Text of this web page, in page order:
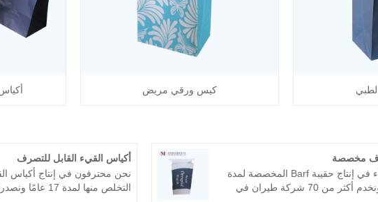
كيس ورقي مريض
مخصصة
نحن خبراء في إنتاج حقيبة Barf المخصصة لمدة
17 عامًا ونخدم أكثر من 70 شركة طيران في
أكياس القيء القابل للتصرف
نحن محترفون في إنتاج أكياس
التخلص منها لمدة